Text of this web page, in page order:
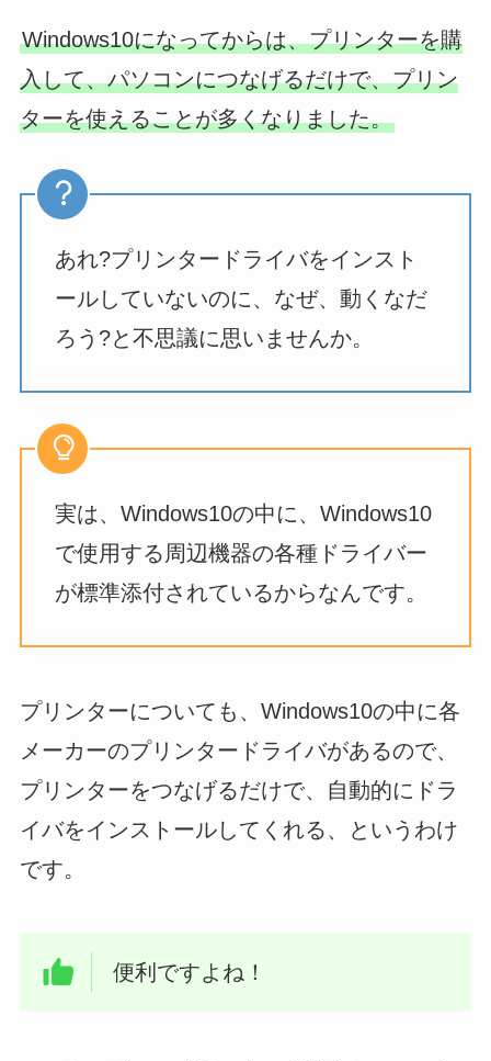
Windows10になってからは、プリンターを購
入して、パソコンにつなげるだけで、プリン
ターを使えることが多くなりました。
あれ?プリンタードライバをインスト
ールしていないのに、なぜ、動くなだ
ろう?と不思議に思いませんか。
実は、Windows10の中に、Windows10
で使用する周辺機器の各種ドライバー
が標準添付されているからなんです。
プリンターについても、Windows10の中に各
メーカーのプリンタードライバがあるので、
プリンターをつなげるだけで、自動的にドラ
イバをインストールしてくれる、というわけ
です。
便利ですよね！